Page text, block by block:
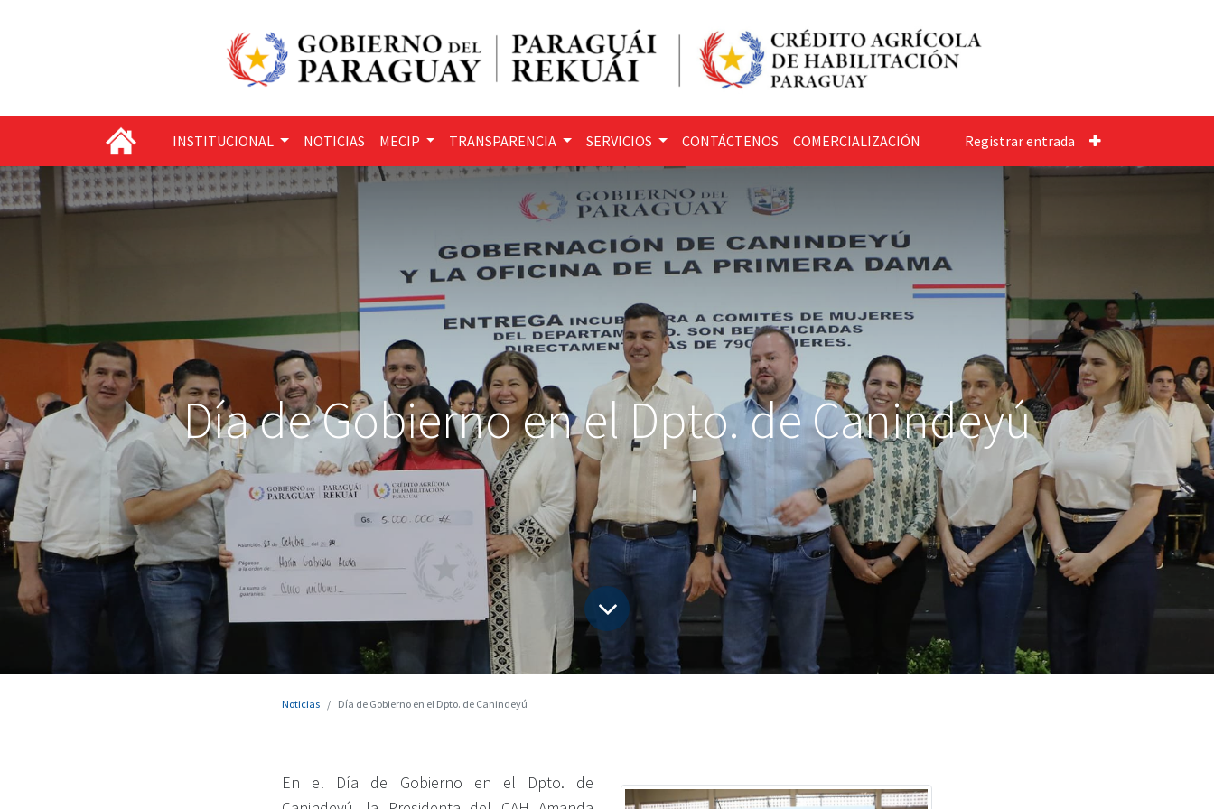
INSTITUCIONAL NOTICIAS MECIP TRANSPARENCIA SERVICIOS CONTÁCTENOS COMERCIALIZACIÓN Registrar entrada
Día de Gobierno en el Dpto. de Canindeyú
Noticias Día de Gobierno en el Dpto. de Canindeyú
En el Día de Gobierno en el Dpto. de